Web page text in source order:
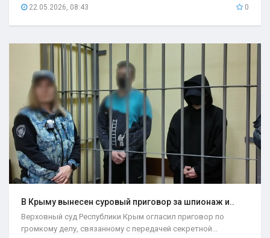
22.05.2026, 08:43 0
В Крыму вынесен суровый приговор за шпионаж и..
Верховный суд Республики Крым огласил приговор по
громкому делу, связанному с передачей секретной...